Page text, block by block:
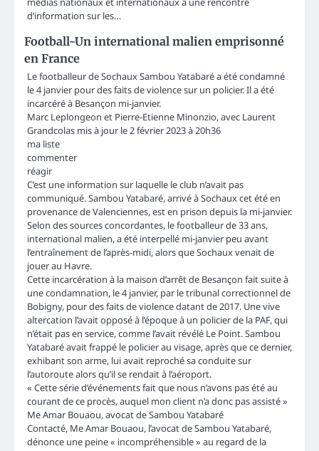
d’information sur les…
Football-Un international malien emprisonné
en France
Le footballeur de Sochaux Sambou Yatabaré a été condamné
le 4 janvier pour des faits de violence sur un policier. Il a été
incarcéré à Besançon mi-janvier.
Marc Leplongeon et Pierre-Etienne Minonzio, avec Laurent
Grandcolas mis à jour le 2 février 2023 à 20h36
ma liste
commenter
réagir
C’est une information sur laquelle le club n’avait pas
communiqué. Sambou Yatabaré, arrivé à Sochaux cet été en
provenance de Valenciennes, est en prison depuis la mi-janvier.
Selon des sources concordantes, le footballeur de 33 ans,
international malien, a été interpellé mi-janvier peu avant
l’entraînement de l’après-midi, alors que Sochaux venait de
jouer au Havre.
Cette incarcération à la maison d’arrêt de Besançon fait suite à
une condamnation, le 4 janvier, par le tribunal correctionnel de
Bobigny, pour des faits de violence datant de 2017. Une vive
altercation l’avait opposé à l’époque à un policier de la PAF, qui
n’était pas en service, comme l’avait révélé Le Point. Sambou
Yatabaré avait frappé le policier au visage, après que ce dernier,
exhibant son arme, lui avait reproché sa conduite sur
l’autoroute alors qu’il se rendait à l’aéroport.
« Cette série d’événements fait que nous n’avons pas été au
courant de ce procès, auquel mon client n’a donc pas assisté »
Me Amar Bouaou, avocat de Sambou Yatabaré
Contacté, Me Amar Bouaou, l’avocat de Sambou Yatabaré,
dénonce une peine « incompréhensible » au regard de la